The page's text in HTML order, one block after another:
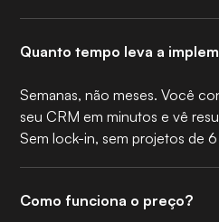
Quanto tempo leva a
Semanas, não meses. Você
seu CRM em minutos e vê
Sem lock-in, sem projetos de 6
Como funciona o preço?